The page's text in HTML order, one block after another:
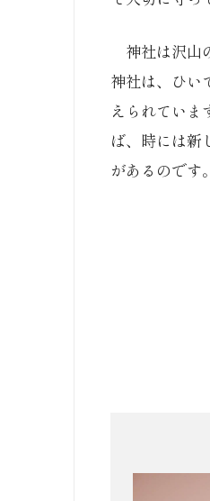
神社は沢山
神社は、ひい
えられてい
ば、時には新
があるのです。